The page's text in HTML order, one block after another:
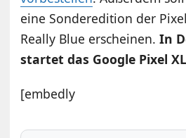
eine Sonderedition der
Really Blue erscheinen.In
startet das Google Pixel
[embedly